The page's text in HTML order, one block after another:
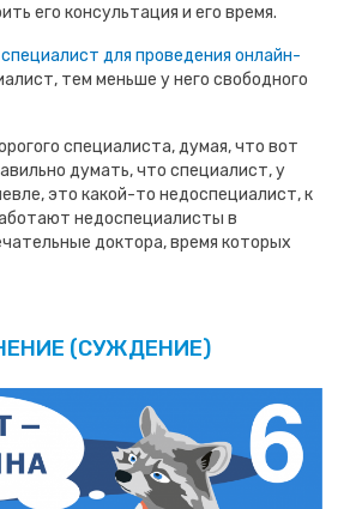
его консультация и его время.
для проведения онлайн-
тем меньше у него свободного
специалиста, думая, что вот
думать, что специалист, у
это какой-то недоспециалист, к
недоспециалисты в
доктора, время которых
(СУЖДЕНИЕ)